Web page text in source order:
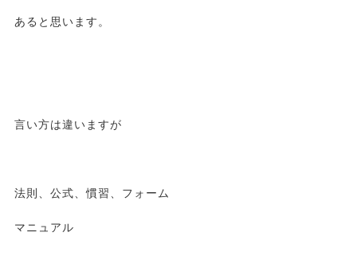
あると思います。
言い方は違いますが
法則、公式、慣習、フォーム
マニュアル